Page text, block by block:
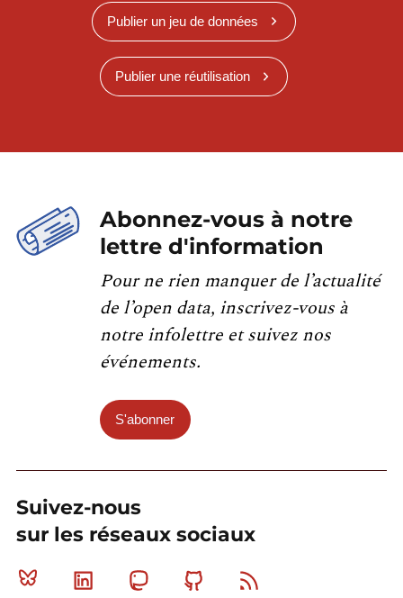
Publier un jeu de données
Publier une réutilisation
Abonnez-vous à notre
lettre d'information
Pour ne rien manquer de l’actualité
de l’open data, inscrivez-vous à
notre infolettre et suivez nos
événements.
S'abonner
Suivez-nous
sur les réseaux sociaux
Bluesky Linkedin MastodonGithub